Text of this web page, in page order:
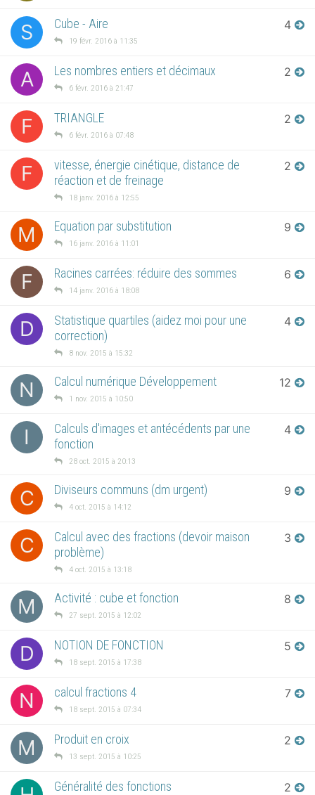
S Cube - Aire
19 févr. 2016 à 11:35
4
A Les nombres entiers et décimaux
6 févr. 2016 à 21:47
2
F TRIANGLE
6 févr. 2016 à 07:48
2
F
vitesse, énergie cinétique, distance de
réaction et de freinage
18 janv. 2016 à 12:55
2
M Equation par substitution
16 janv. 2016 à 11:01
9
F Racines carrées: réduire des sommes
14 janv. 2016 à 18:08
6
D
Statistique quartiles (aidez moi pour une
correction)
8 nov. 2015 à 15:32
4
N Calcul numérique Développement
1 nov. 2015 à 10:50
12
I
Calculs d'images et antécédents par une
fonction
28 oct. 2015 à 20:13
4
C Diviseurs communs (dm urgent)
4 oct. 2015 à 14:12
9
C
Calcul avec des fractions (devoir maison
problème)
4 oct. 2015 à 13:18
3
M Activité : cube et fonction
27 sept. 2015 à 12:02
8
D NOTION DE FONCTION
18 sept. 2015 à 17:38
5
N calcul fractions 4
18 sept. 2015 à 07:34
7
M Produit en croix
13 sept. 2015 à 10:25
2
Généralité des fonctions 2